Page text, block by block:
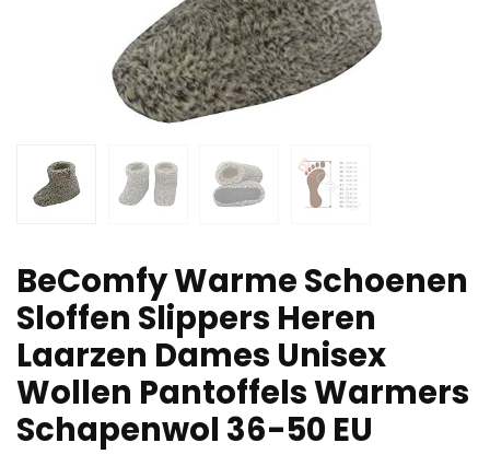
BeComfy Warme Schoenen
Sloffen Slippers Heren
Laarzen Dames Unisex
Wollen Pantoffels Warmers
Schapenwol 36-50 EU